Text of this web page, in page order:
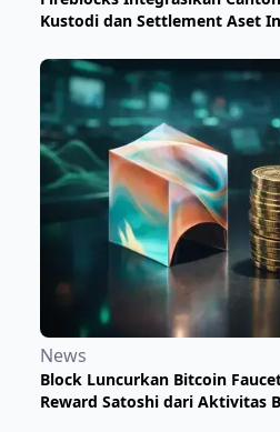
Kustodi dan Settlement Aset
News
Block Luncurkan Bitcoin
Reward Satoshi dari Aktivitas